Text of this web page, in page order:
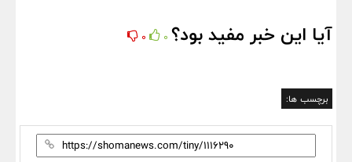
آیا این خبر مفید بود؟ 0
0
برچسب ها: